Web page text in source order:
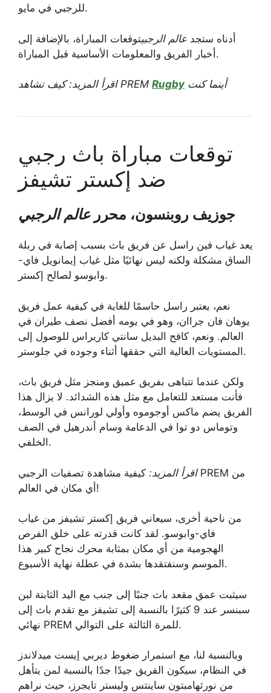
للرجبي في مايو.
أدناه ستجد عالم الرجبيتوقعات المباراة، بالإضافة إلى
أخبار الفريق والمعلومات الأساسية قبل المباراة.
اقرأ المزيد: كيف تشاهد PREM Rugby أينما كنت
توقعات مباراة باث رجبي
ضد إكستر تشيفز
جوزيف روبنسون، محررعالم الرجبي
يعد غياب فين راسل عن فريق باث بسبب إصابة في ربلة
الساق مشكلة ولكنه ليس نهائيًا مثل غياب إيمانويل فاي-
وابوسو لصالح إكستر.
نعم، يعتبر راسل حاسمًا للغاية في كيفية عمل فريق
يوهان فان جراان، وهو في يومه أفضل نصف طيران في
العالم. ونعم، كافح البديل سانتي كاريراس للوصول إلى
المستويات العالية التي حققها أثناء وجوده في جلوستر.
ولكن عندما تتباهى بفريق عميق ومنجز مثل فريق باث،
فأنت مستعد للتعامل مع مثل هذه الشدائد. لا يزال هذا
الفريق يضم ماكس أوجوموه وأولي لورانس في الوسط،
وتوماس دو توا في الدعامة وسام أندرهيل في الصف
الخلفي.
اقرأ المزيد: كيفية مشاهدة تصفيات الرجبي PREM من
أي مكان في العالم!
من ناحية أخرى، سيعاني فريق إكستر تشيفز من غياب
فاي-وابوسو. لقد كانت قدرته على خلق الفرص
الهجومية من أي مكان بمثابة محرك نجاح كبير هذا
الموسم وسنفتقدها بشدة في عطلة نهاية الأسبوع.
سيثبت عمق مقعد باث جنبًا إلى جنب مع اليد الثابتة لبن
سبنسر عند 9 كثيرًا بالنسبة إلى تشيفز مع تقدم باث إلى
نهائي PREM للمرة الثالثة على التوالي.
وبالنسبة لنا، مع استمرار ضغوط ديربي إيست ميدلاندز
في النظام، سيكون الفريق جيدًا جدًا بالنسبة لمن يتأهل
من نورثهامبتون ساينتس وليستر تايجرز، حيث نراهم